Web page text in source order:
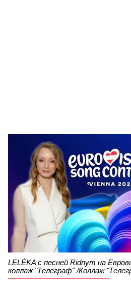
LELÉKA с песней Ridnym на
коллаж "Телеграф" /Коллаж